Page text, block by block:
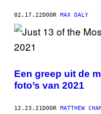
02.17.22DOOR MAX DALY
Een greep uit de
foto’s van 2021
12.23.21DOOR MATTHEW